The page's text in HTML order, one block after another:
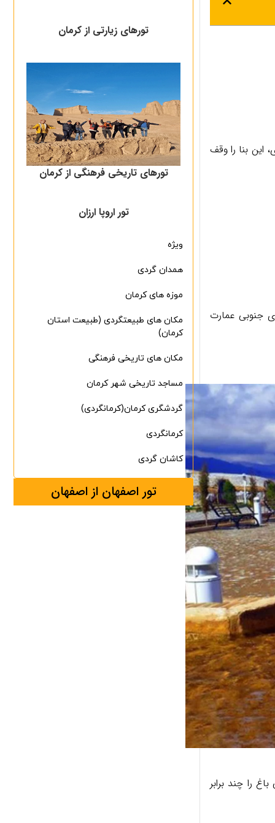
این بنا را وقف
جنوبی عمارت
را چند برابر
تورهای زیارتی از کرمان
تورهای تاریخی فرهنگی از کرمان
تور اروپا ارزان
ویژه
همدان گردی
موزه های کرمان
مکان های طبیعتگردی (طبیعت استان
کرمان)
مکان های تاریخی فرهنگی
مساجد تاریخی شهر کرمان
گردشگری کرمان(کرمانگردی)
کرمانگردی
کاشان گردی
تور اصفهان از اصفهان